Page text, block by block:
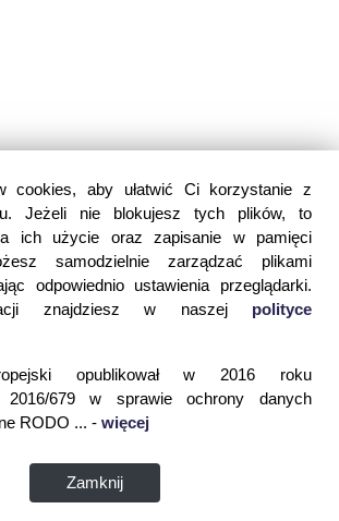
cookies, aby ułatwić Ci korzystanie z
Jeżeli nie blokujesz tych plików, to
ich użycie oraz zapisanie w pamięci
samodzielnie zarządzać plikami
odpowiednio ustawienia przeglądarki.
znajdziesz w naszej polityce
opublikował w 2016 roku
2016/679 w sprawie ochrony danych
RODO ... - więcej
Zamknij